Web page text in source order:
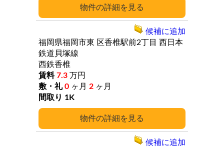
詳細
詳細
福岡県福岡市東 区香椎駅前2丁目 西日本
鉄道貝塚線
西鉄香椎
7.3 万円
0 ヶ月 2 ヶ月
1K
候補に追加
候補に追加